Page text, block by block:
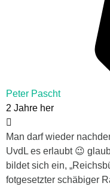
Peter Pascht
2 Jahre her
Man darf wieder
UvdL es erlaubt 😉
bildet sich ein,
fotgesetzter schäbiger